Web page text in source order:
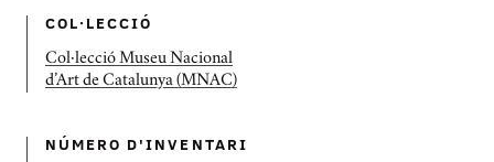
COL·LECCIÓ
Col·lecció Museu Nacional
d’Art de Catalunya (MNAC)
NÚMERO D'INVENTARI